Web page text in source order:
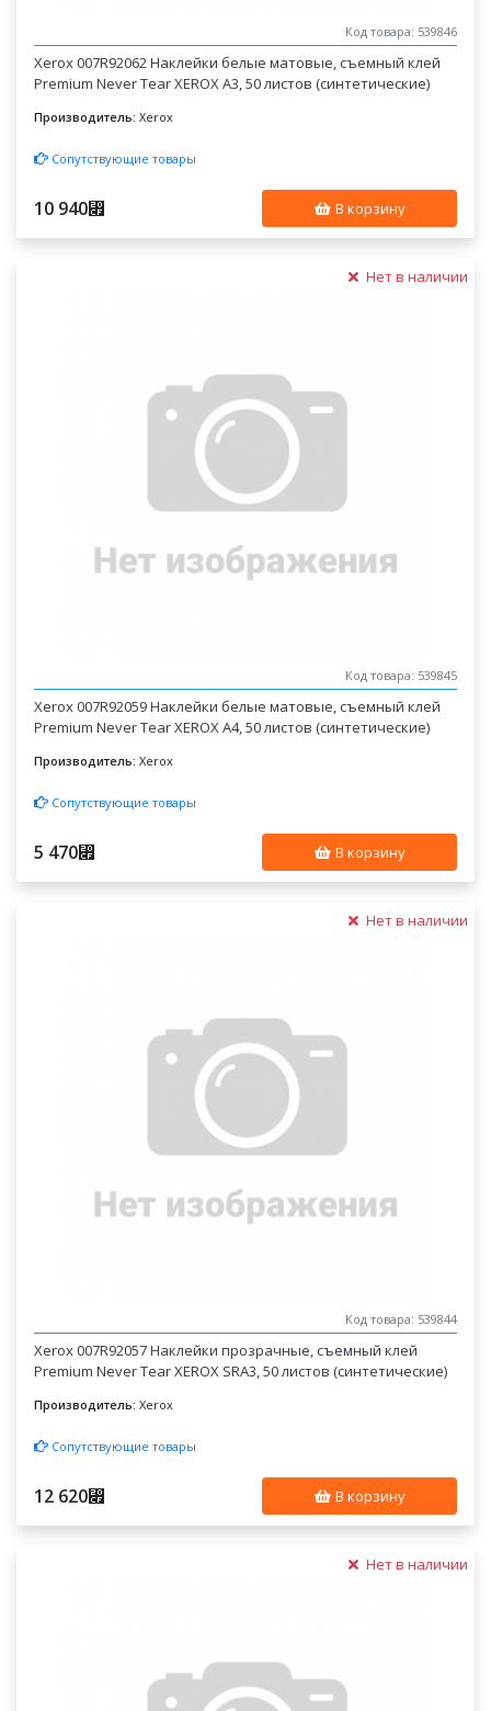
Код товара: 539846
Xerox 007R92062 Наклейки белые матовые, съемный клей
Premium Never Tear XEROX A3, 50 листов (синтетические)
Производитель: Xerox
Сопутствующие товары
10 940⃏ В корзину
Нет в наличии
Код товара: 539845
Xerox 007R92059 Наклейки белые матовые, съемный клей
Premium Never Tear XEROX A4, 50 листов (синтетические)
Производитель: Xerox
Сопутствующие товары
5 470⃏ В корзину
Нет в наличии
Код товара: 539844
Xerox 007R92057 Наклейки прозрачные, съемный клей
Premium Never Tear XEROX SRA3, 50 листов (синтетические)
Производитель: Xerox
Сопутствующие товары
12 620⃏ В корзину
Нет в наличии